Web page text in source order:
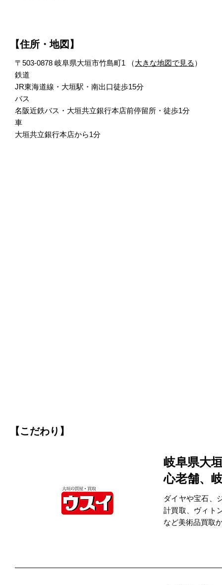
【住所・地図】
〒503-0878 岐阜県大垣市竹島町1 （大きな地図で見る ）
鉄道
JR東海道線・大垣駅・南出口徒歩15分
バス
名阪近鉄バス・大垣共立銀行本店前停留所・徒歩1分
車
大垣共立銀行本店から1分
【こだわり】
岐阜県大
心老舗、
ダイヤや宝石、
計買取、ヴィト
など美術品買取